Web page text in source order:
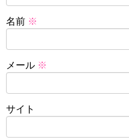
名前 ※
メール ※
サイト